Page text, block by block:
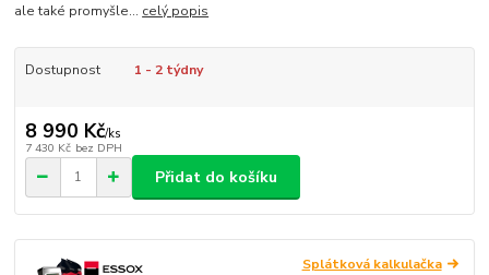
ale také promyšle... celý popis
Dostupnost 1 - 2 týdny
8 990 Kč/ks
7 430 Kč bez DPH
Přidat do košíku
Splátková kalkulačka